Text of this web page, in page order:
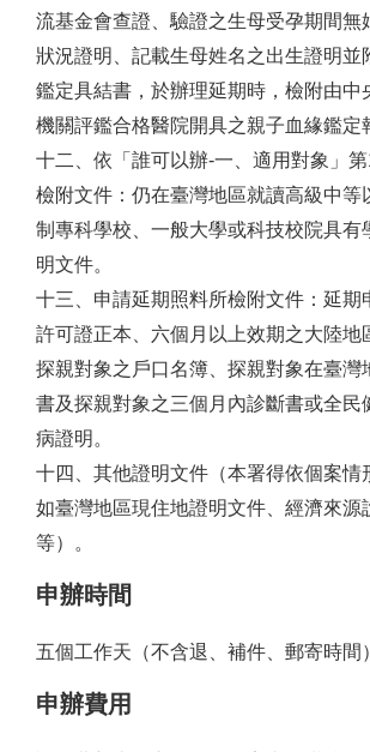
流基金會查證、驗證之生母受孕期間無
狀況證明、記載生母姓名之出生證明並
鑑定具結書，於辦理延期時，檢附由中
機關評鑑合格醫院開具之親子血緣鑑定
十二、依「誰可以辦-一、適用對象」
檢附文件：仍在臺灣地區就讀高級中等
制專科學校、一般大學或科技校院具有
明文件。
十三、申請延期照料所檢附文件：延期
許可證正本、六個月以上效期之大陸地
探親對象之戶口名簿、探親對象在臺灣
書及探親對象之三個月內診斷書或全民
病證明。
十四、其他證明文件（本署得依個案情
如臺灣地區現住地證明文件、經濟來源
等）。
申辦時間
五個工作天 （不含退、補件、郵寄時間）
申辦費用